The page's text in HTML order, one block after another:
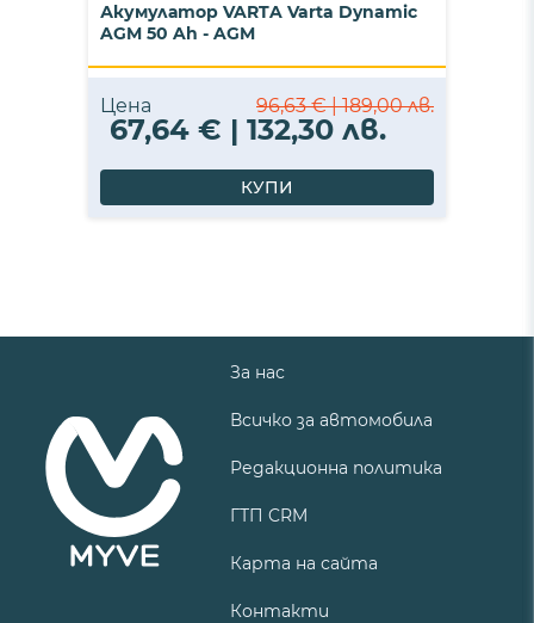
Акумулатор VARTA Varta Dynamic
AGM 50 Ah - AGM
Цена 96,63 € | 189,00 лв.
67,64 € | 132,30 лв.
КУПИ
За нас
Всичко за автомобила
Редакционна политика
ГТП CRM
Карта на сайта
Контакти